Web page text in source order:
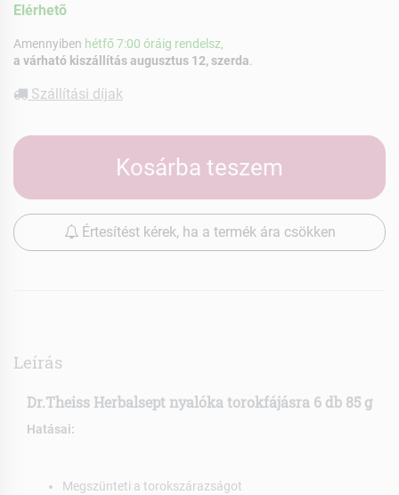
Elérhetõ
Amennyiben hétfő 7:00 óráig rendelsz,
a várható kiszállítás augusztus 12, szerda
Szállítási díjak
Kosárba teszem
Értesítést kérek, ha a termék ára csökken
Leírás
Dr.Theiss Herbalsept nyalóka torokfájásra 6 db 85 g
Hatásai:
Megszünteti a torokszárazságot